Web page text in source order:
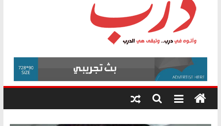
فرحات سليمان يكتب: القطاع الصحي إلى
أين؟
حزب التحالف الشعبي يطلق لجنة “الحق
في الصحة” بالإسكندرية لرصد الانتهاكات
ودعم المرضى
الوزاري لمدينة الصحفيين.. وانتهاء أعمال
إنشاء المبنى الإداري
المجلس القومي لحقوق الإنسان يعلن
متابعة قضية الدكتور محمد زهران.. ويؤكد:
قرينة البراءة وضمانات المحاكمة العادلة
درب
وأتوه
درب..
وتبقى
هي